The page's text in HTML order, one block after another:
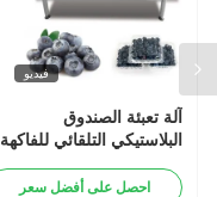
فيديو
آلة تعبئة الصندوق
البلاستيكي التلقائي للفاكهة
احصل على أفضل سعر